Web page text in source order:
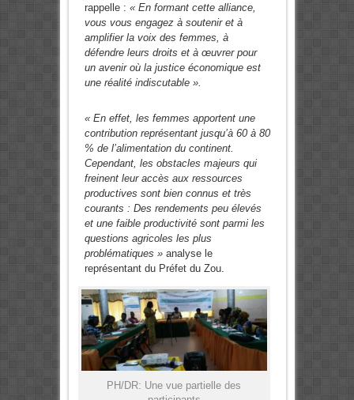
rappelle : « En formant cette alliance,
vous vous engagez à soutenir et à
amplifier la voix des femmes, à
défendre leurs droits et à œuvrer pour
un avenir où la justice économique est
une réalité indiscutable ».
« En effet, les femmes apportent une
contribution représentant jusqu’à 60 à 80
% de l’alimentation du continent.
Cependant, les obstacles majeurs qui
freinent leur accès aux ressources
productives sont bien connus et très
courants : Des rendements peu élevés
et une faible productivité sont parmi les
questions agricoles les plus
problématiques »analyse le
représentant du Préfet du Zou.
PH/DR: Une vue partielle des